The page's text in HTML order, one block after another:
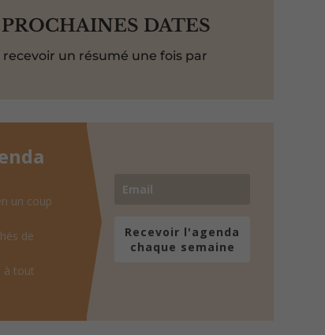
DATES
un résumé une fois par
un coup
de
à tout
Recevoir l'agenda
chaque semaine